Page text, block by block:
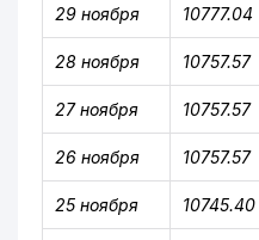
29 ноября 10777.04
28 ноября 10757.57
27 ноября 10757.57
26 ноября 10757.57
25 ноября 10745.40